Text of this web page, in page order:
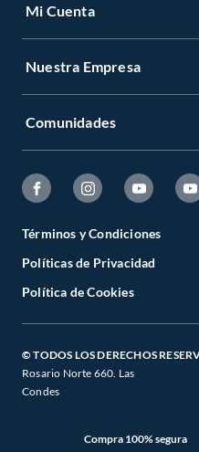
Mi Cuenta
Nuestra Empresa
Comunidades
Términos y Condiciones
Políticas de Privacidad
Política de Cookies
© TODOS LOS DERECHOS
Rosario Norte 660. Las
Condes
Compra 100% segura